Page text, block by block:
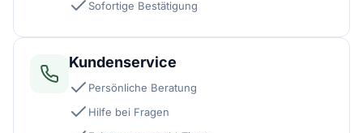
Sofortige Bestätigung
Kundenservice
Persönliche Beratung
Hilfe bei Fragen